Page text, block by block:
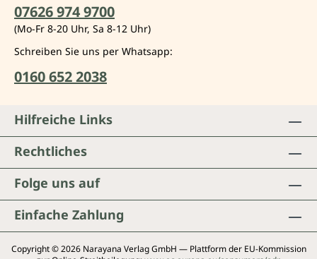
07626 974 9700
(Mo-Fr 8-20 Uhr, Sa 8-12 Uhr)
Schreiben Sie uns per Whatsapp:
0160 652 2038
Folge uns auf
Einfache Zahlung
Hilfreiche Links
Rechtliches
Copyright © 2026 Narayana Verlag GmbH — Plattform der EU-Kommission